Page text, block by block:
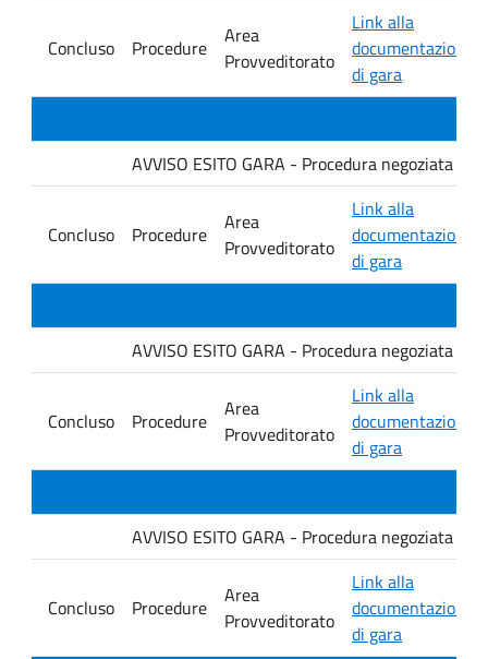
Concluso Procedure
Area
Provveditorato
Link alla
documentazione
di gara
AVVISO ESITO GARA - Procedura negoziata
Concluso Procedure
Area
Provveditorato
Link alla
documentazione
di gara
AVVISO ESITO GARA - Procedura negoziata
Concluso Procedure
Area
Provveditorato
Link alla
documentazione
di gara
AVVISO ESITO GARA - Procedura negoziata
Concluso Procedure
Area
Provveditorato
Link alla
documentazione
di gara